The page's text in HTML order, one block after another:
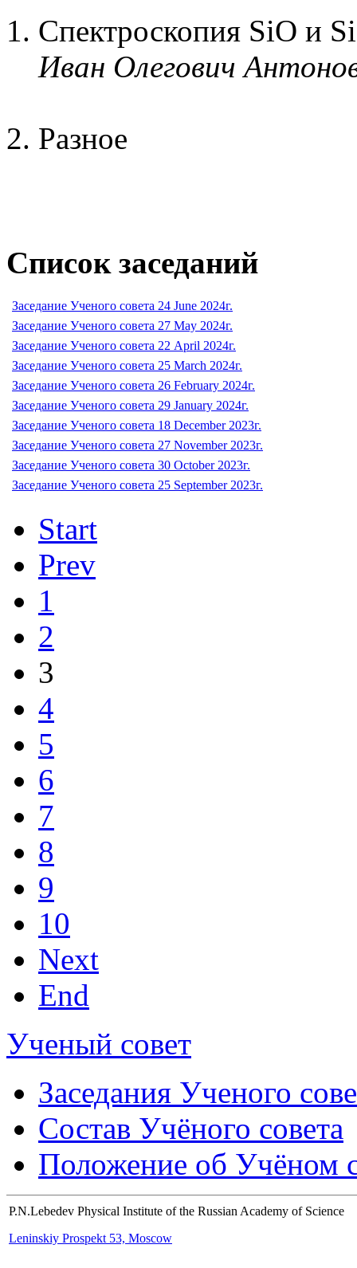
Спектроскопия SiO и
Иван Олегович
Разное
Список заседаний
Заседание Ученого совета 24 June 2024г.
Заседание Ученого совета 27 May 2024г.
Заседание Ученого совета 22 April 2024г.
Заседание Ученого совета 25 March 2024г.
Заседание Ученого совета 26 February 2024г.
Заседание Ученого совета 29 January 2024г.
Заседание Ученого совета 18 December 2023г.
Заседание Ученого совета 27 November 2023г.
Заседание Ученого совета 30 October 2023г.
Заседание Ученого совета 25 September 2023г.
Start
Prev
1
2
3
4
5
6
7
8
9
10
Next
End
Ученый совет
Заседания Ученого
Состав Учёного совета
Положение об Учёном
P.N.Lebedev Physical Institute of the Russian Academy of Science
Leninskiy Prospekt 53, Moscow